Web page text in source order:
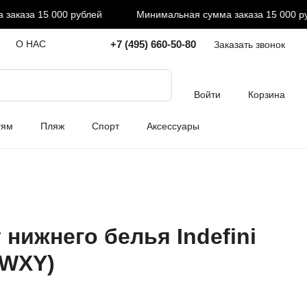
15 000 рублей Минимальная сумма заказа 15 000
О НАС +7 (495) 660-50-80 Заказать звонок
Войти Корзина
Пляж Спорт Аксессуары
нижнего белья Indefini